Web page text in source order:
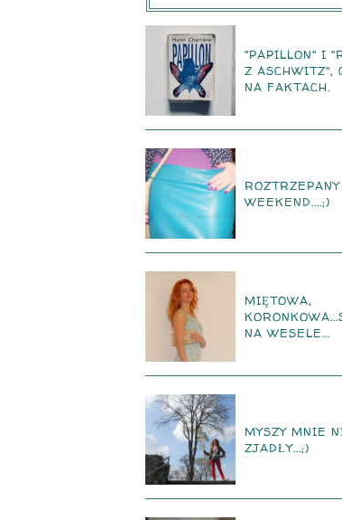
"PAPILLON" I
Z ASCHWITZ",
NA FAKTACH.
ROZTRZEPANY
WEEKEND....;)
MIĘTOWA,
NA WESELE...
MYSZY MNIE
ZJADŁY...;)